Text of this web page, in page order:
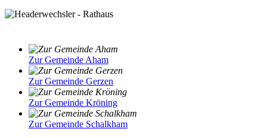
Zur Gemeinde Aham
Zur Gemeinde Gerzen
Zur Gemeinde Kröning
Zur Gemeinde Schalkham